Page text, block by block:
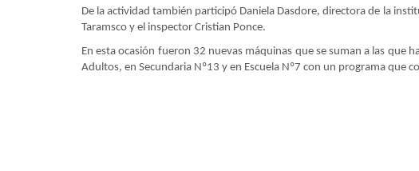
De la actividad también participó Daniela Dasdore, directora de la
Taramsco y el inspector Cristian Ponce.
En esta ocasión fueron 32 nuevas máquinas que se suman a las que
Adultos, en Secundaria Nº13 y en Escuela Nº7 con un programa que